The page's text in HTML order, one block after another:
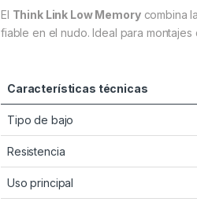
El Think Link Low Memorycombina
fiable en el nudo. Ideal para
Características técnicas
Tipo de bajo
Resistencia
Uso principal